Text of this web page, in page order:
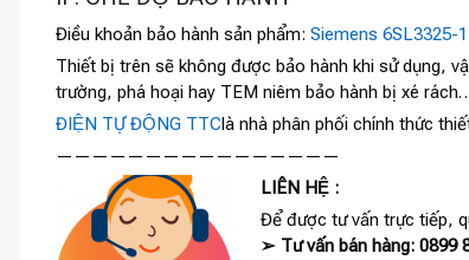
Điều khoản bảo hành sản phẩm: Siemens 6SL3325-
Thiết bị trên sẽ không được bảo hành khi sử dụng,
trường, phá hoại hay TEM niêm bảo hành bị xé
ĐIỆN TỰ ĐỘNG TTC là nhà phân phối chính thức
————————————————
LIÊN HỆ :
Để được tư vấn trực tiếp,
➢ Tư vấn bán hàng: 0899